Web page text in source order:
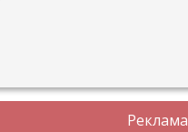
Реклама